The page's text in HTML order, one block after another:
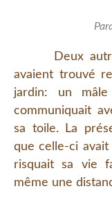
Deux autres
avaient trouvé
jardin: un
communiquait
sa toile. La
que celle-ci
risquait sa vie
même une